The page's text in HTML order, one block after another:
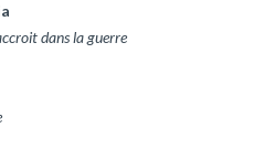
dans la guerre